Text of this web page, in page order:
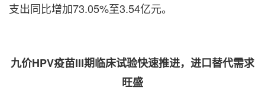
支出同比增加73.05%至3.54亿元。
九价HPV疫苗III期临床试验快速推进，进口替代需求
旺盛